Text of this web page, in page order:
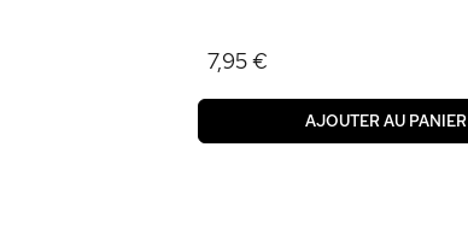
7,95 €
AJOUTER AU PANIER